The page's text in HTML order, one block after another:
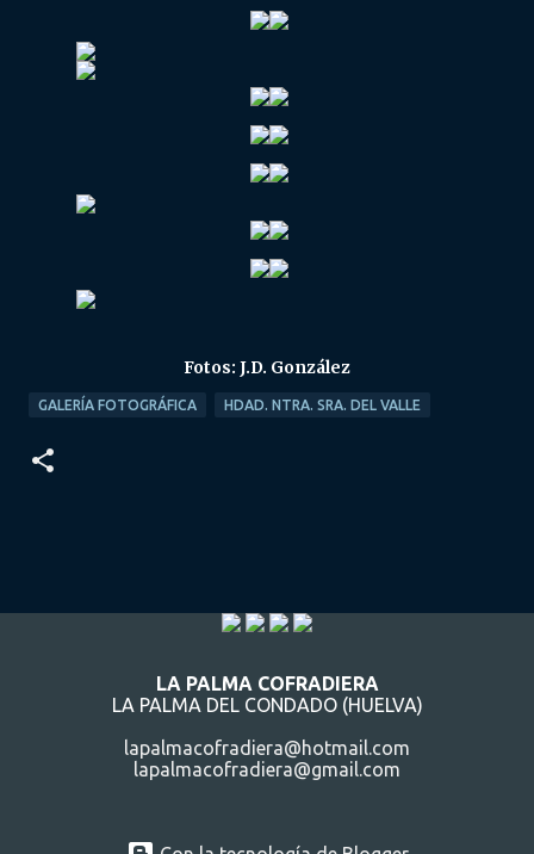
Fotos: J.D. González
GALERÍA FOTOGRÁFICA HDAD. NTRA. SRA. DEL VALLE
LA PALMA COFRADIERA
LA PALMA DEL CONDADO (HUELVA)
lapalmacofradiera@hotmail.com
lapalmacofradiera@gmail.com